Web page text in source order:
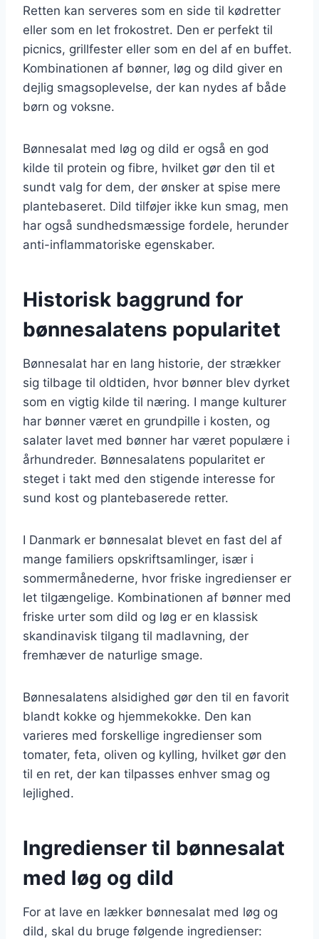
Retten kan serveres som en side til kødretter
eller som en let frokostret. Den er perfekt til
picnics, grillfester eller som en del af en buffet.
Kombinationen af bønner, løg og dild giver en
dejlig smagsoplevelse, der kan nydes af både
børn og voksne.
Bønnesalat med løg og dild er også en god
kilde til protein og fibre, hvilket gør den til et
sundt valg for dem, der ønsker at spise mere
plantebaseret. Dild tilføjer ikke kun smag, men
har også sundhedsmæssige fordele, herunder
anti-inflammatoriske egenskaber.
Historisk baggrund for
bønnesalatens popularitet
Bønnesalat har en lang historie, der strækker
sig tilbage til oldtiden, hvor bønner blev dyrket
som en vigtig kilde til næring. I mange kulturer
har bønner været en grundpille i kosten, og
salater lavet med bønner har været populære i
århundreder. Bønnesalatens popularitet er
steget i takt med den stigende interesse for
sund kost og plantebaserede retter.
I Danmark er bønnesalat blevet en fast del af
mange familiers opskriftsamlinger, især i
sommermånederne, hvor friske ingredienser er
let tilgængelige. Kombinationen af bønner med
friske urter som dild og løg er en klassisk
skandinavisk tilgang til madlavning, der
fremhæver de naturlige smage.
Bønnesalatens alsidighed gør den til en favorit
blandt kokke og hjemmekokke. Den kan
varieres med forskellige ingredienser som
tomater, feta, oliven og kylling, hvilket gør den
til en ret, der kan tilpasses enhver smag og
lejlighed.
Ingredienser til bønnesalat
med løg og dild
For at lave en lækker bønnesalat med løg og
dild, skal du bruge følgende ingredienser: